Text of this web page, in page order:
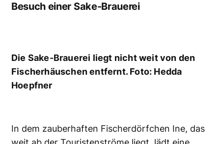
Besuch einer Sake-Brauerei
Die Sake-Brauerei liegt nicht weit von den
Fischerhäuschen entfernt. Foto: Hedda
Hoepfner
In dem zauberhaften Fischerdörfchen Ine, das